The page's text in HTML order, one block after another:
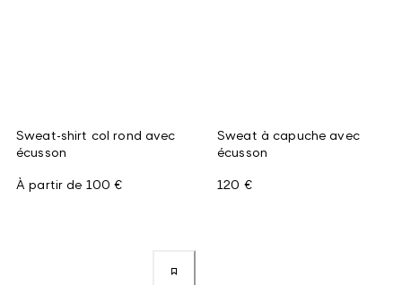
Sweat-shirt col rond avec
écusson
À partir de 100 €
Sweat à capuche avec
écusson
120 €